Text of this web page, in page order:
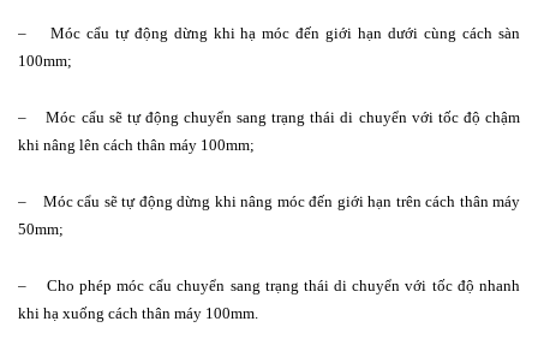
– Móc cẩu tự động dừng khi hạ móc đến giới hạn dưới cùng cách sàn
100mm;
– Móc cẩu sẽ tự động chuyển sang trạng thái di chuyển với tốc độ chậm
khi nâng lên cách thân máy 100mm;
– Móc cẩu sẽ tự động dừng khi nâng móc đến giới hạn trên cách thân máy
50mm;
– Cho phép móc cẩu chuyển sang trạng thái di chuyển với tốc độ nhanh
khi hạ xuống cách thân máy 100mm.